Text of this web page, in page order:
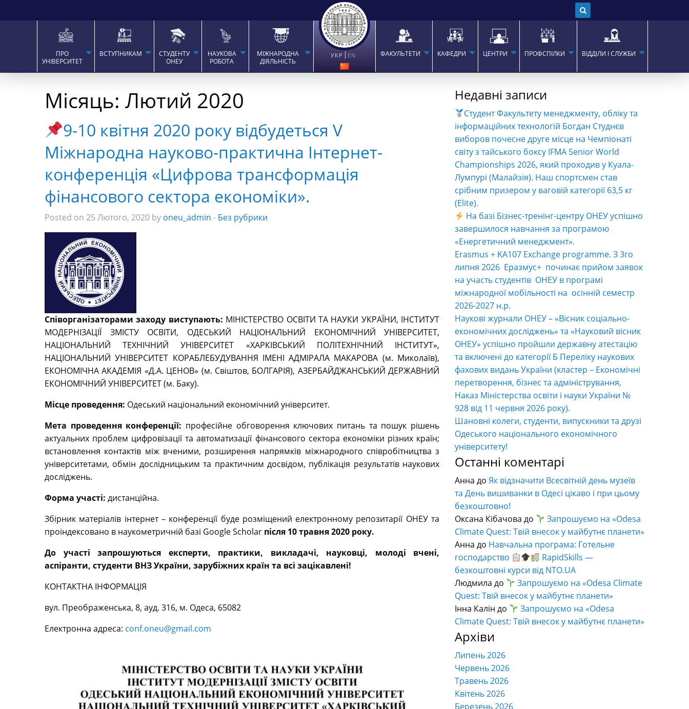
ПРО
УНІВЕРСИТЕТ
ВСТУПНИКАМ
СТУДЕНТУ
ОНЕУ
НАУКОВА
РОБОТА
МІЖНАРОДНА
ДІЯЛЬНІСТЬ
УКР EN ФАКУЛЬТЕТИ КАФЕДРИ ЦЕНТРИ ПРОФСПІЛКИ ВІДДІЛИ І СЛУЖБИ
Місяць: Лютий 2020
9-10 квітня 2020 року відбудеться V
Міжнародна науково-практична Інтернет-
конференція «Цифрова трансформація
фінансового сектора економіки».
Posted on 25 Лютого, 2020 by oneu_admin - Без рубрики
Співорганізаторами заходу виступають: МІНІСТЕРСТВО ОСВІТИ ТА НАУКИ УКРАЇНИ, ІНСТИТУТ
МОДЕРНІЗАЦІЇ ЗМІСТУ ОСВІТИ, ОДЕСЬКИЙ НАЦІОНАЛЬНИЙ ЕКОНОМІЧНИЙ УНІВЕРСИТЕТ,
НАЦІОНАЛЬНИЙ ТЕХНІЧНИЙ УНІВЕРСИТЕТ «ХАРКІВСЬКИЙ ПОЛІТЕХНІЧНИЙ ІНСТИТУТ»,
НАЦІОНАЛЬНИЙ УНІВЕРСИТЕТ КОРАБЛЕБУДУВАННЯ ІМЕНІ АДМІРАЛА МАКАРОВА (м. Миколаїв),
ЕКОНОМІЧНА АКАДЕМІЯ «Д.А. ЦЕНОВ» (м. Свіштов, БОЛГАРІЯ), АЗЕРБАЙДЖАНСЬКИЙ ДЕРЖАВНИЙ
ЕКОНОМІЧНИЙ УНІВЕРСИТЕТ (м. Баку).
Місце проведення: Одеський національний економічний університет.
Мета проведення конференції: професійне обговорення ключових питань та пошук рішень
актуальних проблем цифровізації та автоматизації фінансового сектора економіки різних країн;
встановлення контактів між вченими, розширення напрямків міжнародного співробітництва з
університетами, обмін дослідницьким та практичним досвідом, публікація результатів наукових
досліджень.
Форма участі: дистанційна.
Збірник матеріалів інтернет – конференції буде розміщений електронному репозитарії ОНЕУ та
проіндексовано в наукометричній базі Google Scholar після 10 травня 2020 року.
До участі запрошуються експерти, практики, викладачі, науковці, молоді вчені,
аспіранти, студенти ВНЗ України, зарубіжних країн та всі зацікавлені!
КОНТАКТНА ІНФОРМАЦІЯ
вул. Преображенська, 8, ауд. 316, м. Одеса, 65082
Електронна адреса: conf.oneu@gmail.com
Недавні записи
Студент Факультету менеджменту, обліку та
інформаційних технологій Богдан Студнєв
виборов почесне друге місце на Чемпіонаті
світу з тайського боксу IFMA Senior World
Championships 2026, який проходив у Куала-
Лумпурі (Малайзія). Наш спортсмен став
срібним призером у ваговій категорії 63,5 кг
(Elite).
На базі Бізнес-тренінг-центру ОНЕУ успішно
завершилося навчання за програмою
«Енергетичний менеджмент».
Erasmus + KA107 Exchange programme. З 3го
липня 2026 Еразмус+ починає прийом заявок
на участь студентів ОНЕУ в програмі
міжнародної мобільності на осінній семестр
2026-2027 н.р.
Наукові журнали ОНЕУ – «Вісник соціально-
економічних досліджень» та «Науковий вісник
ОНЕУ» успішно пройшли державну атестацію
та включені до категорії Б Переліку наукових
фахових видань України (кластер – Економічні
перетворення, бізнес та адміністрування,
Наказ Міністерства освіти і науки України №
928 від 11 червня 2026 року).
Шановні колеги, студенти, випускники та друзі
Одеського національного економічного
університету!
Останні коментарі
Анна доЯк відзначити Всесвітній день музеїв
та День вишиванки в Одесі цікаво і при цьому
безкоштовно!
Оксана Кібачова до
Запрошуємо на «Odesa
Climate Quest: Твій внесок у майбутнє планети»
Анна до Навчальна програма: Готельне
господарство
RapidSkills —
безкоштовні курси від NTO.UA
Людмила до
Запрошуємо на «Odesa Climate
Quest: Твій внесок у майбутнє планети»
Інна Калін до
Запрошуємо на «Odesa
Climate Quest: Твій внесок у майбутнє планети»
Архіви
Липень 2026
Червень 2026
Травень 2026
Квітень 2026
Березень 2026